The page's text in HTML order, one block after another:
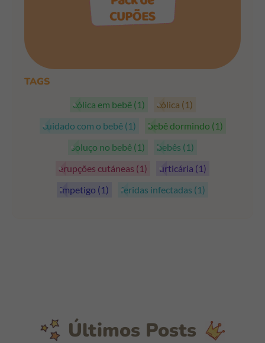
TAGS
cólica em bebê (1) cólica (1)
cuidado com o bebê (1) bebê dormindo (1)
soluço no bebê (1) bebês (1)
erupções cutáneas (1) urticária (1)
impetigo (1) feridas infectadas (1)
Últimos Posts